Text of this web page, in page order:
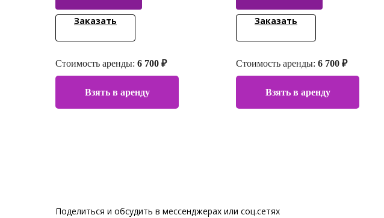
Заказать
Стоимость аренды: 6 700 ₽
Взять в аренду
Заказать
Стоимость аренды: 6 700 ₽
Взять в аренду
Поделиться и обсудить в мессенджерах или соц.сетях